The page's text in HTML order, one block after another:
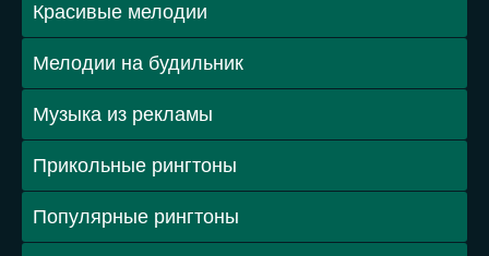
Красивые мелодии
Мелодии на будильник
Музыка из рекламы
Прикольные рингтоны
Популярные рингтоны